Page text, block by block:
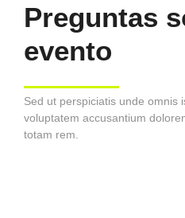
Preguntas
evento
Sed ut perspiciatis unde omnis
voluptatem accusantium
totam rem.